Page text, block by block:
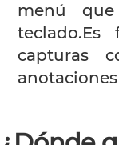
menú
teclado.Es
capturas